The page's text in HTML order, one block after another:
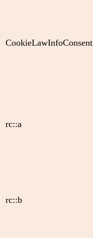
CookieLawInfoConsent
rc::a
rc::b